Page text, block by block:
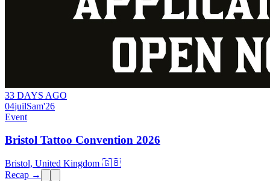
33 DAYS AGO
04juilSam'26
Event
Bristol Tattoo Convention 2026
Bristol, United Kingdom 🇬🇧
Recap →